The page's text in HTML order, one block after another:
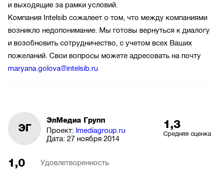
и выходящие за рамки условий.
Компания Intelsib сожалеет о том, что между компаниями
возникло недопонимание. Мы готовы вернуться к диалогу
и возобновить сотрудничество, с учетом всех Ваших
пожеланий. Свои вопросы можете адресовать на почту
maryana.golova@intelsib.ru
ЭГ
ЭлМедиа Групп
Проект: lmediagroup.ru
Дата: 27 ноября 2014
1,3
Средняя оценка
1,0 Удовлетворенность